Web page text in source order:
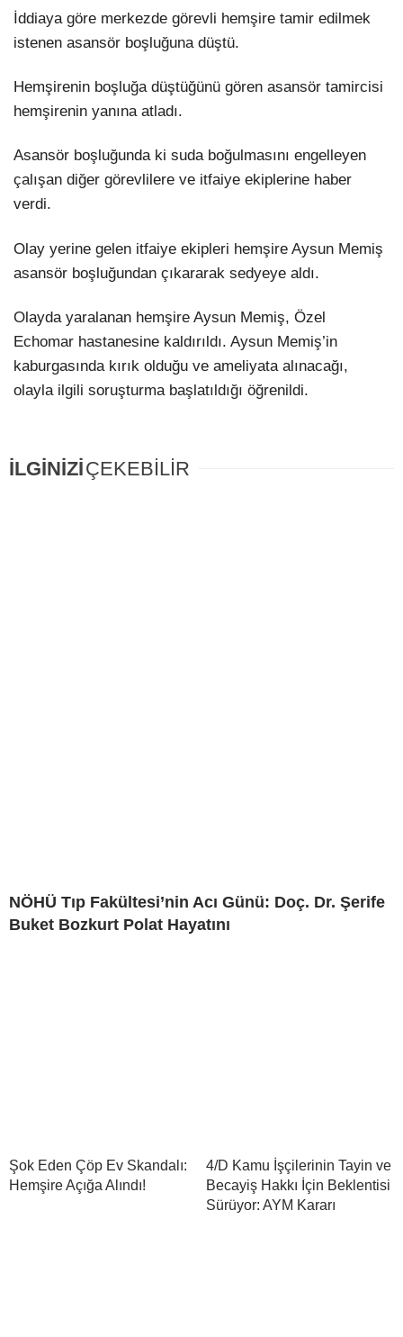
İddiaya göre merkezde görevli hemşire tamir edilmek
istenen asansör boşluğuna düştü.
Hemşirenin boşluğa düştüğünü gören asansör tamircisi
hemşirenin yanına atladı.
Asansör boşluğunda ki suda boğulmasını engelleyen
çalışan diğer görevlilere ve itfaiye ekiplerine haber
verdi.
Olay yerine gelen itfaiye ekipleri hemşire Aysun Memiş
asansör boşluğundan çıkararak sedyeye aldı.
Olayda yaralanan hemşire Aysun Memiş, Özel
Echomar hastanesine kaldırıldı. Aysun Memiş’in
kaburgasında kırık olduğu ve ameliyata alınacağı,
olayla ilgili soruşturma başlatıldığı öğrenildi.
İLGİNİZİÇEKEBİLİR
NÖHÜ Tıp Fakültesi’nin Acı Günü: Doç. Dr. Şerife
Buket Bozkurt Polat Hayatını
Şok Eden Çöp Ev Skandalı:
Hemşire Açığa Alındı!
4/D Kamu İşçilerinin Tayin ve
Becayiş Hakkı İçin Beklentisi
Sürüyor: AYM Kararı